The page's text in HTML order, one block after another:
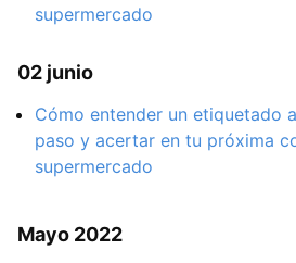
supermercado
02 junio
Cómo entender un etiquetado
paso y acertar en tu próxima
supermercado
Mayo 2022